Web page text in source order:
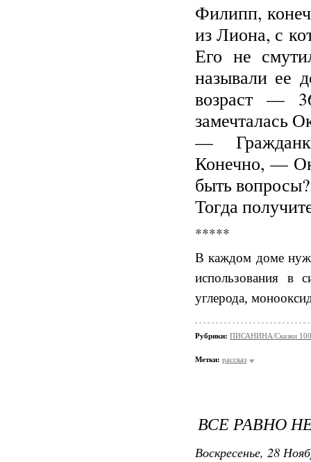
Филипп,
из Лиона, с
Его не
называли ее
возраст —
замечталась
— Гражданка
Конечно, —
быть вопросы?
Тогда
*****
В каждом доме
использования в
углерода,
Рубрики: ПИСАНИНА/Сказки
Метки: рассказ
ВСЕ РАВНО
Воскресенье, 28